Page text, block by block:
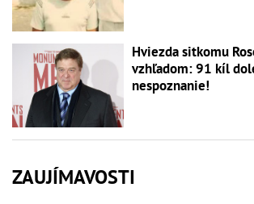
Hviezda sitkomu
vzhľadom: 91 kíl
nespoznanie!
ZAUJÍMAVOSTI